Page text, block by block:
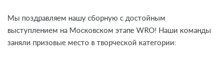
Мы поздравляем нашу сборную с достойным
выступлением на Московском этапе WRO! Наши команды
заняли призовые место в творческой категории: